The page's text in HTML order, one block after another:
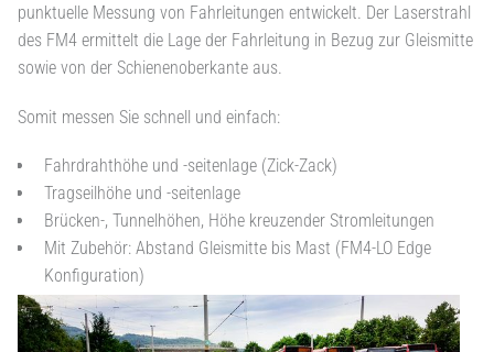
punktuelle Messung von Fahrleitungen entwickelt. Der Laserstrahl
des FM4 ermittelt die Lage der Fahrleitung in Bezug zur Gleismitte
sowie von der Schienenoberkante aus.
Somit messen Sie schnell und einfach:
Fahrdrahthöhe und -seitenlage (Zick-Zack)
Tragseilhöhe und -seitenlage
Brücken-, Tunnelhöhen, Höhe kreuzender Stromleitungen
Mit Zubehör: Abstand Gleismitte bis Mast (FM4-LO Edge
Konfiguration)